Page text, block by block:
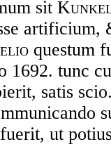
sit
questum
1692. tunc
satis
ut